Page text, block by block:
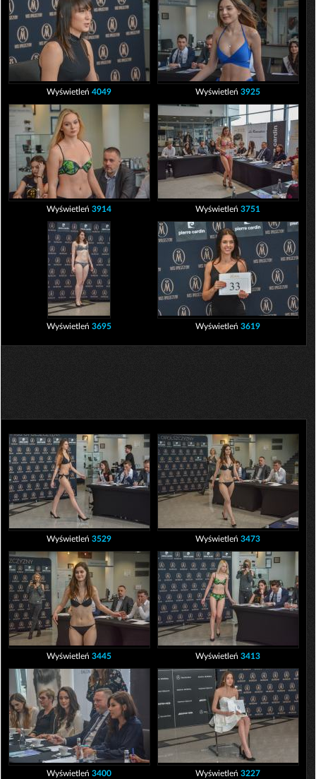
Wyświetleń4049 Wyświetleń3925
Wyświetleń3914 Wyświetleń3751
Wyświetleń3695 Wyświetleń3619
Wyświetleń3529 Wyświetleń3473
Wyświetleń3445 Wyświetleń3413
Wyświetleń3400 Wyświetleń3227